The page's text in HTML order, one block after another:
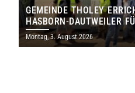
GEMEINDE THOLEY
HASBORN-DAUTWEILER
MILLIONEN EURO
Montag, 3. August 2026